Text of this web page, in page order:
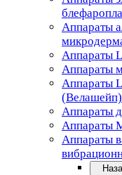
Аппараты
Аппараты
Аппараты
Аппараты
(Велашейп)
Аппараты
Аппараты
Аппараты